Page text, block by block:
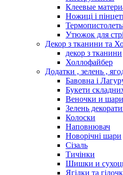
Клеевые
Ножиці і
Утюжок для
Декор з тканини та
декор з тканини
Холлофайбер
Додатки , зелень ,
Бавовна і
Букети
Веночки и
Зелень
Колоски
Наповнювач
Новорічні шари
Сізаль
Тичінки
Шишки и
Ягідки та